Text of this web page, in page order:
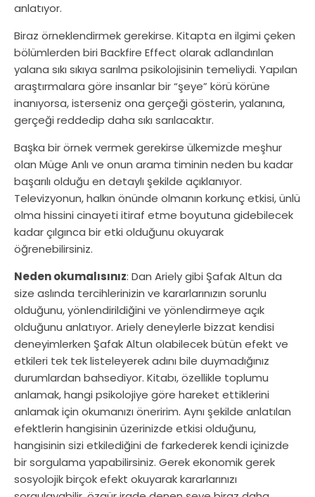
anlatıyor.
Biraz örneklendirmek gerekirse. Kitapta en ilgimi çeken
bölümlerden biri Backfire Effect olarak adlandırılan
yalana sıkı sıkıya sarılma psikolojisinin temeliydi. Yapılan
araştırmalara göre insanlar bir “şeye” körü körüne
inanıyorsa, isterseniz ona gerçeği gösterin, yalanına,
gerçeği reddedip daha sıkı sarılacaktır.
Başka bir örnek vermek gerekirse ülkemizde meşhur
olan Müge Anlı ve onun arama timinin neden bu kadar
başarılı olduğu en detaylı şekilde açıklanıyor.
Televizyonun, halkın önünde olmanın korkunç etkisi, ünlü
olma hissini cinayeti itiraf etme boyutuna gidebilecek
kadar çılgınca bir etki olduğunu okuyarak
öğrenebilirsiniz.
Neden okumalısınız: Dan Ariely gibi Şafak Altun da
size aslında tercihlerinizin ve kararlarınızın sorunlu
olduğunu, yönlendirildiğini ve yönlendirmeye açık
olduğunu anlatıyor. Ariely deneylerle bizzat kendisi
deneyimlerken Şafak Altun olabilecek bütün efekt ve
etkileri tek tek listeleyerek adını bile duymadığınız
durumlardan bahsediyor. Kitabı, özellikle toplumu
anlamak, hangi psikolojiye göre hareket ettiklerini
anlamak için okumanızı öneririm. Aynı şekilde anlatılan
efektlerin hangisinin üzerinizde etkisi olduğunu,
hangisinin sizi etkilediğini de farkederek kendi içinizde
bir sorgulama yapabilirsiniz. Gerek ekonomik gerek
sosyolojik birçok efekt okuyarak kararlarınızı